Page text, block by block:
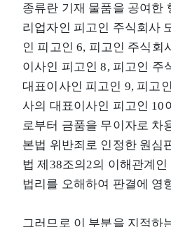
종류란 기재 물품을 공여한
리업자인 피고인 주식회사
인 피고인 6, 피고인 주식회
이사인 피고인 8, 피고인 주
대표이사인 피고인 9, 피고
사의 대표이사인 피고인 10
로부터 금품을 무이자로 차
본법 위반죄로 인정한 원심
법 제38조의2의 이해관계
법리를 오해하여 판결에 영
그러므로 이 부분을 지적하